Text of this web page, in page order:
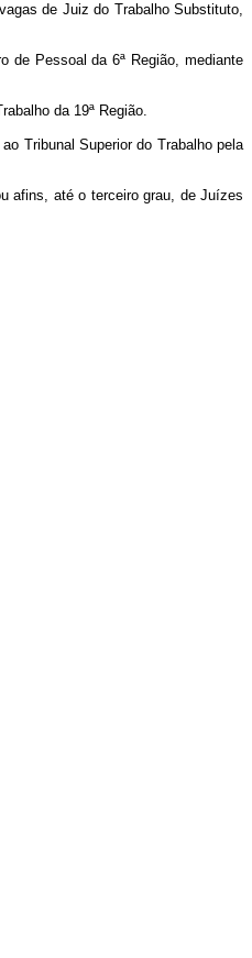
de Juiz do Trabalho Substituto,
de Pessoal da 6ª Região, mediante
da 19ª Região.
Tribunal Superior do Trabalho pela
afins, até o terceiro grau, de Juízes